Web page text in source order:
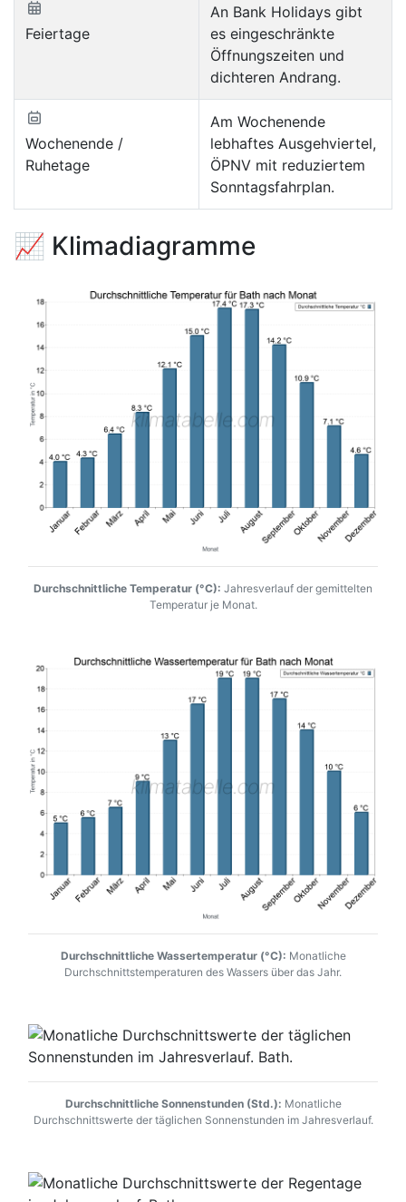
Feiertage
An Bank Holidays gibt
es eingeschränkte
Öffnungszeiten und
dichteren Andrang.
Wochenende /
Ruhetage
Am Wochenende
lebhaftes Ausgehviertel,
ÖPNV mit reduziertem
Sonntagsfahrplan.
📈 Klimadiagramme
Durchschnittliche Temperatur (°C): Jahresverlauf der gemittelten
Temperatur je Monat.
Durchschnittliche Wassertemperatur (°C): Monatliche
Durchschnittstemperaturen des Wassers über das Jahr.
Durchschnittliche Sonnenstunden (Std.): Monatliche
Durchschnittswerte der täglichen Sonnenstunden im Jahresverlauf.